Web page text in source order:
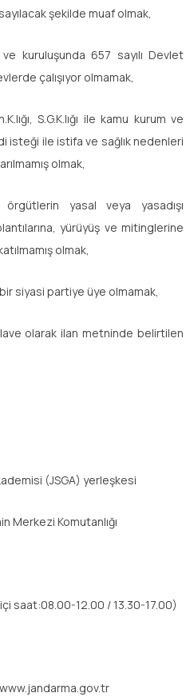
şekilde muaf olmak,
kuruluşunda 657 sayılı Devlet
çalışıyor olmamak,
S.G.K.lığı ile kamu kurum ve
isteği ile istifa ve sağlık nedenleri
olmak,
yasal veya yasadışı
yürüyüş ve mitinglerine
olmak,
siyasi partiye üye olmamak,
olarak ilan metninde belirtilen
(JSGA) yerleşkesi
Merkezi Komutanlığı
saat:08.00-12.00 / 13.30-17.00)